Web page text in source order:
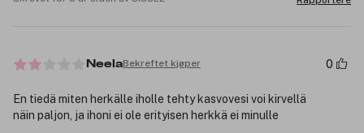
NeelaBekreftet kjøper 0
En tiedä miten herkälle iholle tehty kasvovesi voi kirvellä
näin paljon, ja ihoni ei ole erityisen herkkä ei minulle